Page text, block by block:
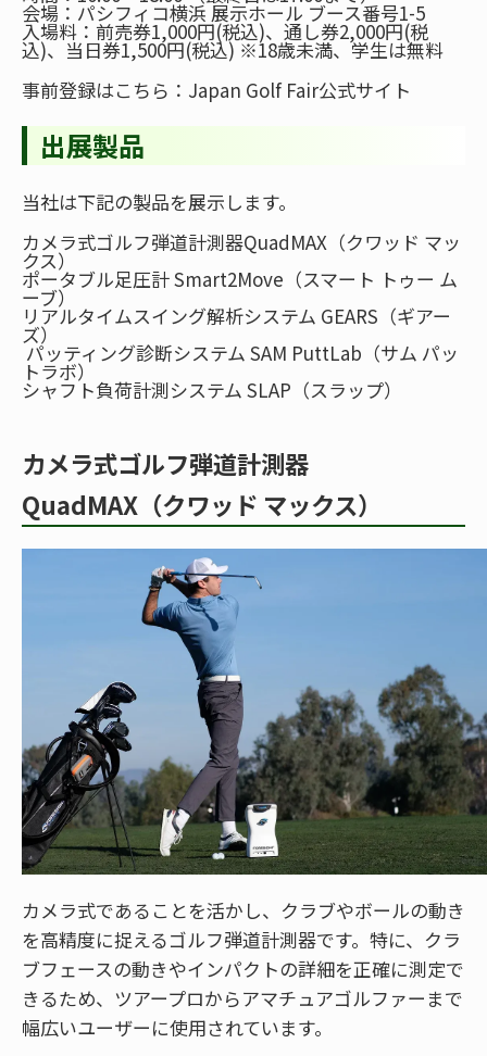
会場：パシフィコ横浜 展示ホール ブース番号1-5
入場料：前売券1,000円(税込)、通し券2,000円(税
込)、当日券1,500円(税込) ※18歳未満、学生は無料
事前登録はこちら： Japan Golf Fair公式サイト
出展製品
当社は下記の製品を展示します。
カメラ式ゴルフ弾道計測器QuadMAX（クワッド マッ
クス）
ポータブル足圧計 Smart2Move（スマート トゥー ム
ーブ）
リアルタイムスイング解析システム GEARS（ギアー
ズ）
パッティング診断システム SAM PuttLab（サム パッ
トラボ）
シャフト負荷計測システム SLAP（スラップ）
カメラ式ゴルフ弾道計測器
QuadMAX（クワッド マックス）
カメラ式であることを活かし、クラブやボールの動き
を高精度に捉えるゴルフ弾道計測器です。特に、クラ
ブフェースの動きやインパクトの詳細を正確に測定で
きるため、ツアープロからアマチュアゴルファーまで
幅広いユーザーに使用されています。